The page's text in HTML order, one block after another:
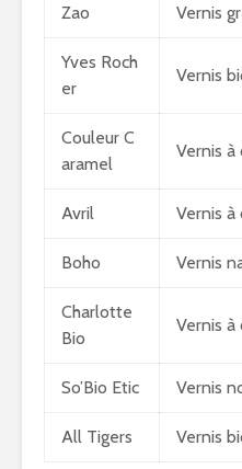
Zao Vernis
Yves Roch
er
Vernis
Couleur C
aramel
Vernis
Avril Vernis
Boho Vernis
Charlotte
Bio
Vernis à
So’Bio Etic Vernis
All Tigers Vernis